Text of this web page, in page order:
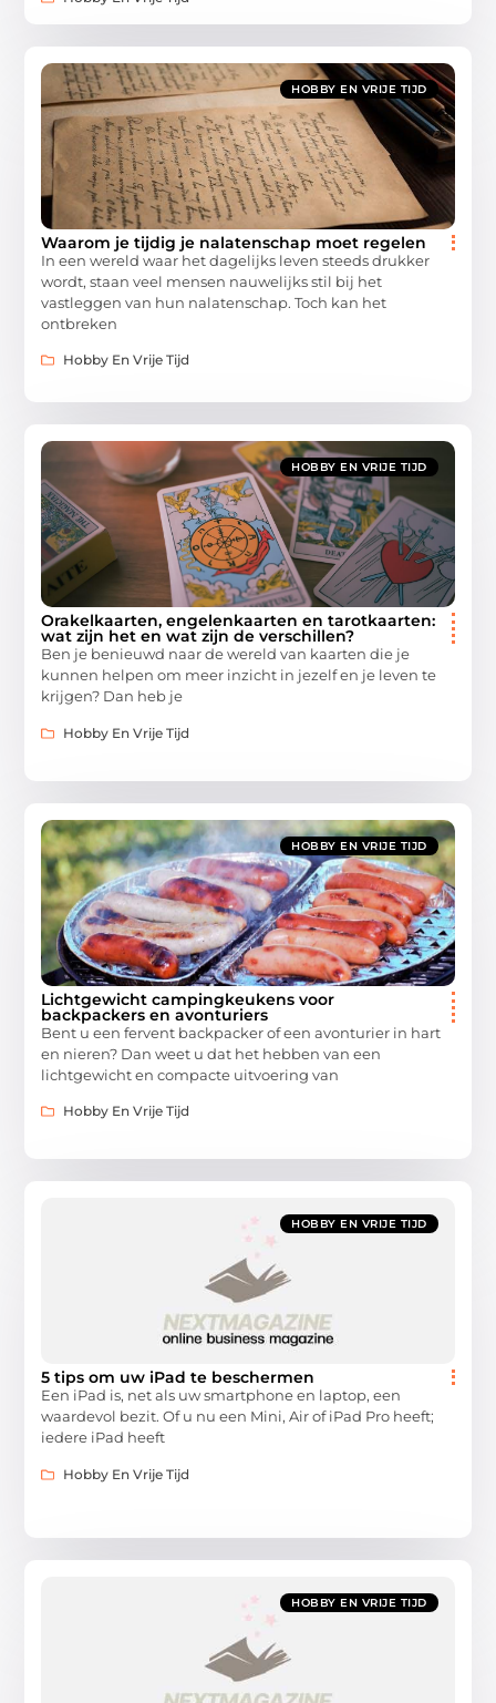
HOBBY EN VRIJE TIJD
Waarom je tijdig je nalatenschap moet regelen
In een wereld waar het dagelijks leven steeds drukker
wordt, staan veel mensen nauwelijks stil bij het
vastleggen van hun nalatenschap. Toch kan het
ontbreken
Hobby En Vrije Tijd
HOBBY EN VRIJE TIJD
Orakelkaarten, engelenkaarten en tarotkaarten:
wat zijn het en wat zijn de verschillen?
Ben je benieuwd naar de wereld van kaarten die je
kunnen helpen om meer inzicht in jezelf en je leven te
krijgen? Dan heb je
Hobby En Vrije Tijd
HOBBY EN VRIJE TIJD
Lichtgewicht campingkeukens voor
backpackers en avonturiers
Bent u een fervent backpacker of een avonturier in hart
en nieren? Dan weet u dat het hebben van een
lichtgewicht en compacte uitvoering van
Hobby En Vrije Tijd
HOBBY EN VRIJE TIJD
5 tips om uw iPad te beschermen
Een iPad is, net als uw smartphone en laptop, een
waardevol bezit. Of u nu een Mini, Air of iPad Pro heeft;
iedere iPad heeft
Hobby En Vrije Tijd
HOBBY EN VRIJE TIJD